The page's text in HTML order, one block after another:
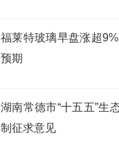
福莱特玻璃早盘涨超
预期
湖南常德市“十五五”生
制征求意见